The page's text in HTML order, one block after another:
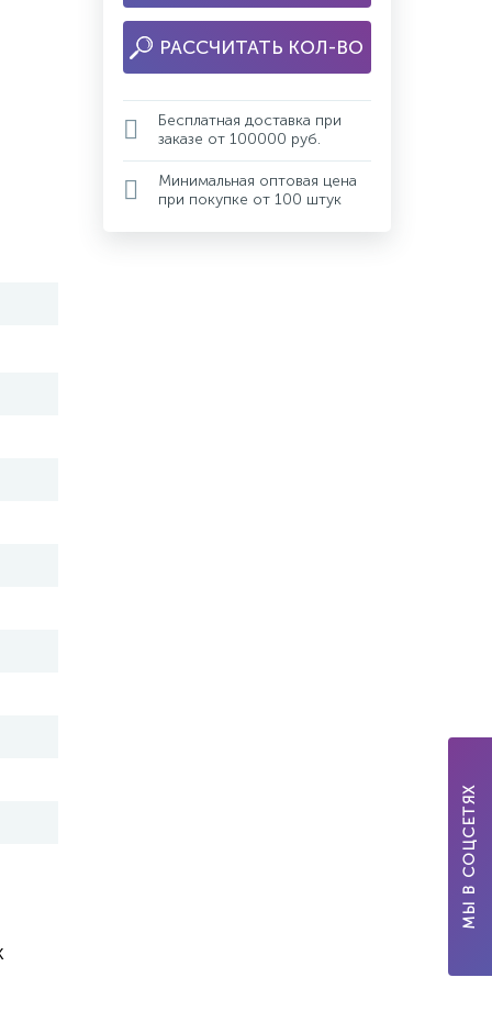
РАССЧИТАТЬ КОЛ-ВО
Бесплатная доставка при
заказе от 100000 руб.
Минимальная оптовая цена
при покупке от 100 штук
МЫ В СОЦСЕТЯХ